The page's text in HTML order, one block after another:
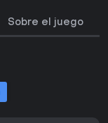
Sobre el juego